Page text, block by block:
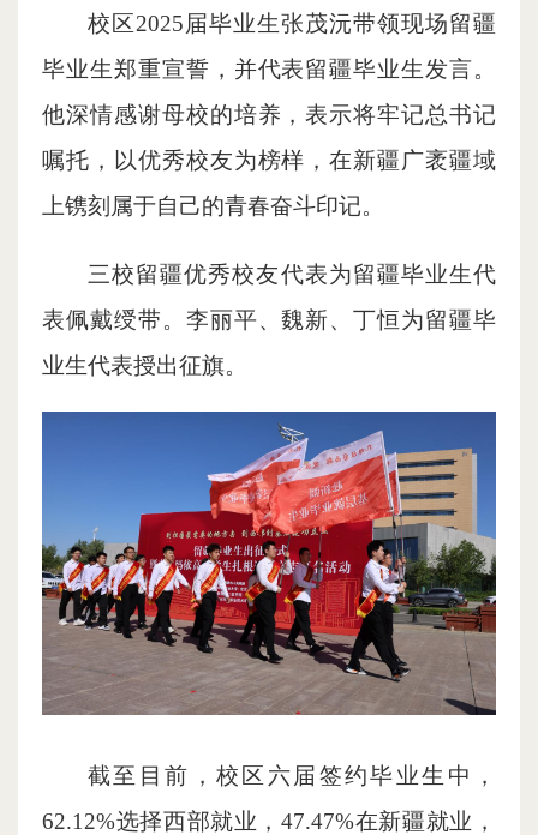
校区2025届毕业生张茂沅带领现场留疆
毕业生郑重宣誓，并代表留疆毕业生发言。
他深情感谢母校的培养，表示将牢记总书记
嘱托，以优秀校友为榜样，在新疆广袤疆域
上镌刻属于自己的青春奋斗印记。
三校留疆优秀校友代表为留疆毕业生代
表佩戴绶带。 李丽平、魏新、丁恒为留疆毕
业生代表授出征旗。
截至目前，校区六届签约毕业生中，
62.12%选择西部就业，47.47%在新疆就业，